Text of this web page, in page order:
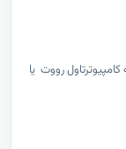
رووت يا